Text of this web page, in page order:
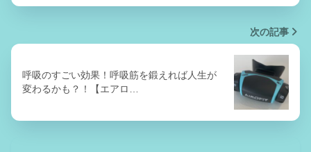
次の記事
呼吸のすごい効果！呼吸筋を鍛えれば人生が
変わるかも？！【エアロ…